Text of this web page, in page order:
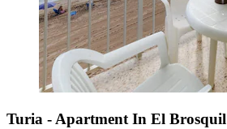
Turia - Apartment In El Brosquil